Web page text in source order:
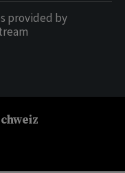
provided by